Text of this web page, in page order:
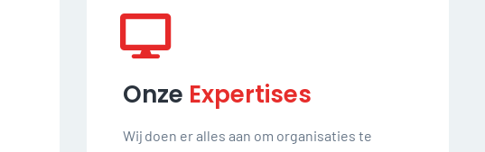
Onze Expertises
Wij doen er alles aan om organisaties te